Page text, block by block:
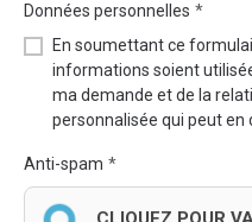
Données personnelles
En soumettant ce
informations soient
ma demande et de la
personnalisée qui peut en
Anti-spam